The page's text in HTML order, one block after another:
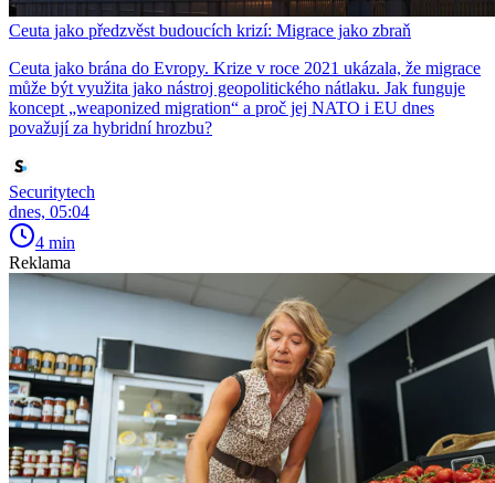
Ceuta jako předzvěst budoucích krizí: Migrace jako zbraň
Ceuta jako brána do Evropy. Krize v roce 2021 ukázala, že migrace
může být využita jako nástroj geopolitického nátlaku. Jak funguje
koncept „weaponized migration“ a proč jej NATO i EU dnes
považují za hybridní hrozbu?
Securitytech
dnes, 05:04
4 min
Reklama